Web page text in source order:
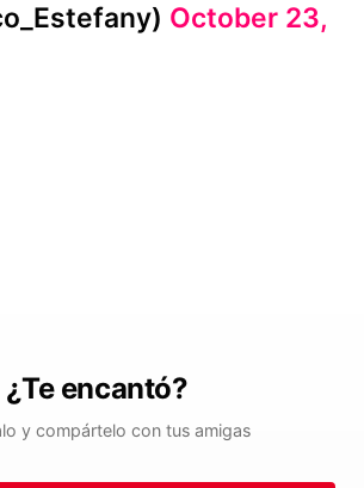
October 23,
¿Te encantó?
y compártelo con tus amigas